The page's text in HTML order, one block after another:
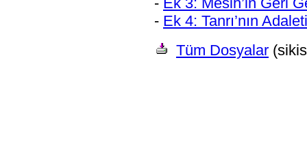
- Ek 4: Tanrı’nın Adaleti
Tüm Dosyalar